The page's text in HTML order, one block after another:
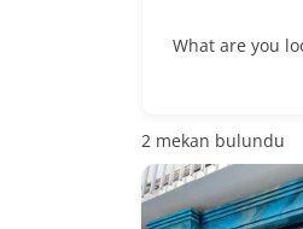
What are you
2 mekan bulundu